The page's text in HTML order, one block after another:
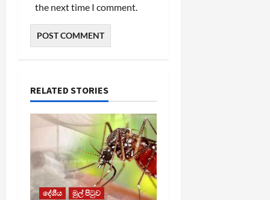
the next time I comment.
RELATED STORIES
දේශීය මුල් පිටුව